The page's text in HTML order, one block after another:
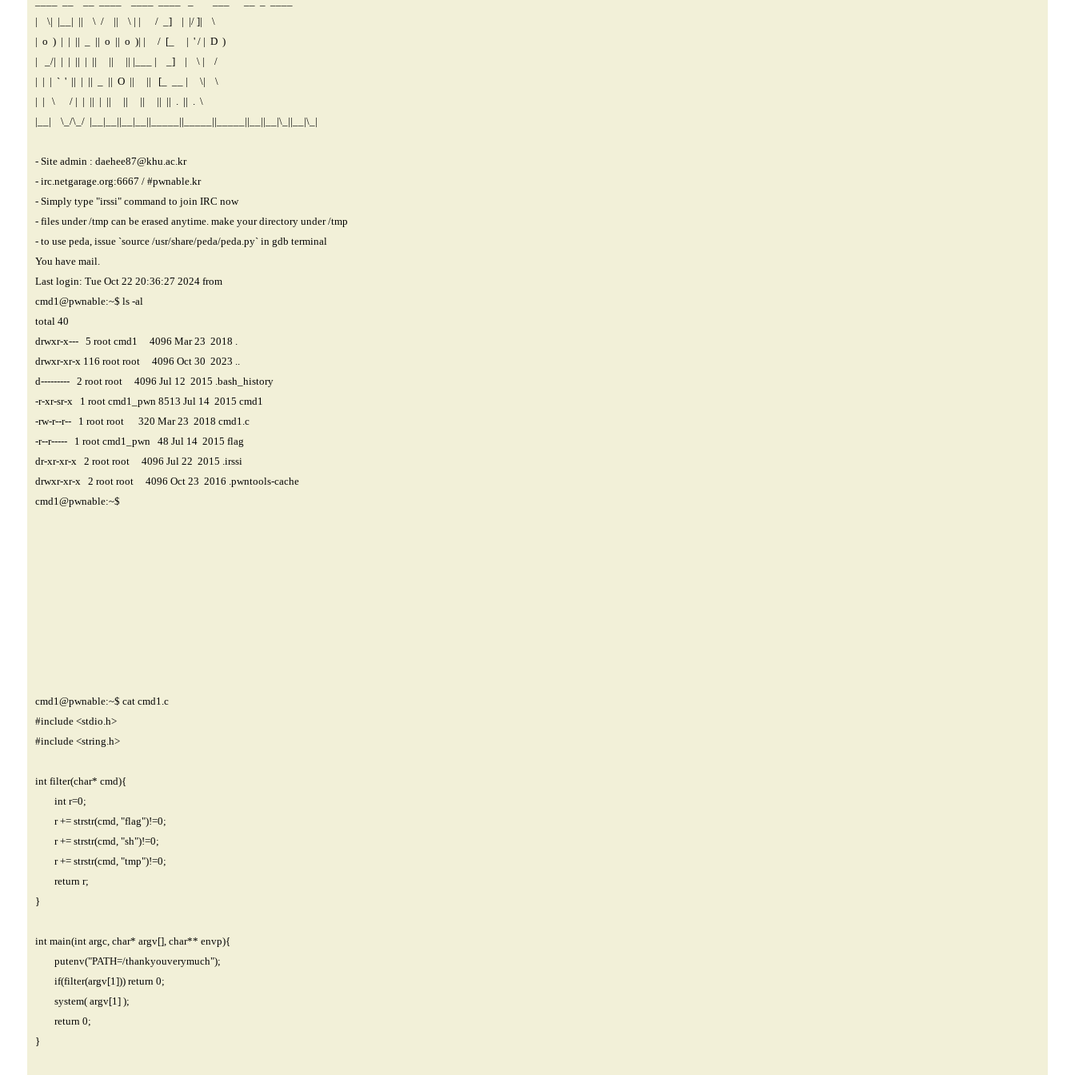
| \| |__| || \ / || \ | | / _] | |/ ]| \
| o ) | | || _ || o || o )| | / [_ | ' / | D )
| _/| | | || | || || || |___ | _] | \ | /
| | | ` ' || | || _ || O || || [_ __ | \| \
| | \ / | | || | || || || || || . || . \
|__| \_/\_/ |__|__||__|__||_____||_____||_____||__||__|\_||__|\_|
- Site admin : daehee87@khu.ac.kr
- irc.netgarage.org:6667 / #pwnable.kr
- Simply type "irssi" command to join IRC now
- files under /tmp can be erased anytime. make your directory under /tmp
- to use peda, issue `source /usr/share/peda/peda.py` in gdb terminal
You have mail.
Last login: Tue Oct 22 20:36:27 2024 from
cmd1@pwnable:~$ ls -al
total 40
drwxr-x--- 5 root cmd1 4096 Mar 23 2018 .
drwxr-xr-x 116 root root 4096 Oct 30 2023 ..
d--------- 2 root root 4096 Jul 12 2015 .bash_history
-r-xr-sr-x 1 root cmd1_pwn 8513 Jul 14 2015 cmd1
-rw-r--r-- 1 root root 320 Mar 23 2018 cmd1.c
-r--r----- 1 root cmd1_pwn 48 Jul 14 2015 flag
dr-xr-xr-x 2 root root 4096 Jul 22 2015 .irssi
drwxr-xr-x 2 root root 4096 Oct 23 2016 .pwntools-cache
cmd1@pwnable:~$
cmd1@pwnable:~$ cat cmd1.c
#include <stdio.h>
#include <string.h>
int filter(char* cmd){
int r=0;
r += strstr(cmd, "flag")!=0;
r += strstr(cmd, "sh")!=0;
r += strstr(cmd, "tmp")!=0;
return r;
}
int main(int argc, char* argv[], char** envp){
putenv("PATH=/thankyouverymuch");
if(filter(argv[1])) return 0;
system( argv[1] );
return 0;
}